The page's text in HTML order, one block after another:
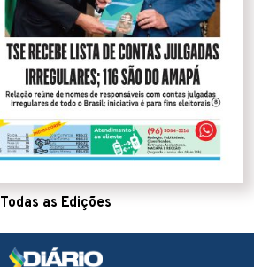
Todas as Edições